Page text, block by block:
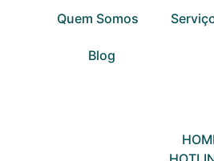
Quem Somos
Blog